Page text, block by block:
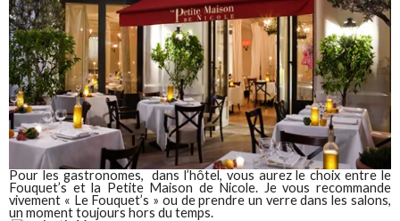
Pour les gastronomes, dans l’hôtel, vous aurez le choix entre le
Fouquet’s et la Petite Maison de Nicole. Je vous recommande
vivement « Le Fouquet’s » ou de prendre un verre dans les salons,
un moment toujours hors du temps.